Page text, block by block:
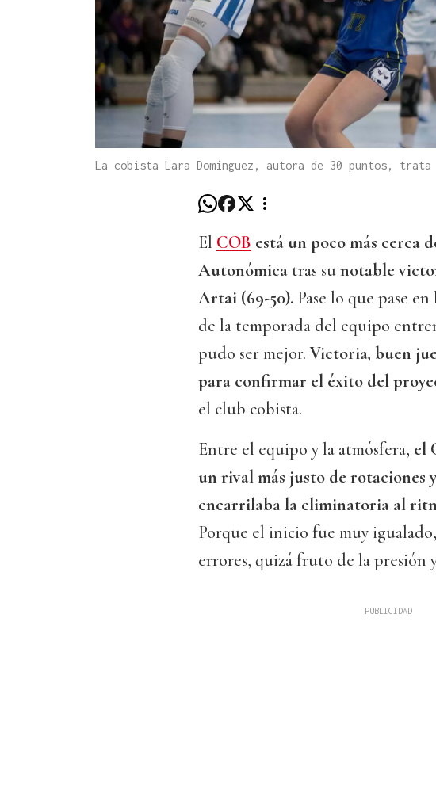
La cobista Lara Domínguez, autora de 30 puntos,
El COB está un poco más cerca
Autonómica tras sunotable
Artai (69-50). Pase lo que pase
de la temporada del equipo
pudo ser mejor. Victoria, buen
para confirmar el éxito del
el club cobista.
Entre el equipo y la atmósfera, el
un rival más justo de rotaciones
encarrilaba la eliminatoria al
Porque el inicio fue muy
errores, quizá fruto de la presión